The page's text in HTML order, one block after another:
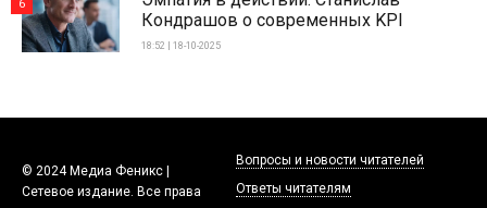
Кондрашов о современных KPI
18:52 | 18-10-2025
6
© 2024 Медиа Феникс |
Сетевое издание. Все права
Вопросы и новости читателей
Ответы читателям